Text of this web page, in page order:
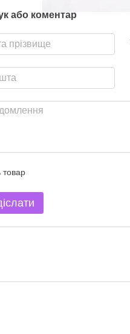
або коментар
товар